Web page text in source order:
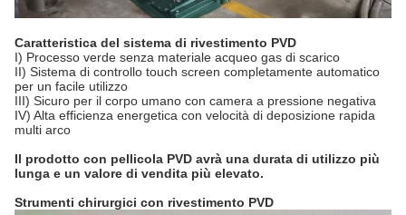
Caratteristica del sistema di rivestimento PVD
I) Processo verde senza materiale acqueo gas di scarico
II) Sistema di controllo touch screen completamente automatico
per un facile utilizzo
III) Sicuro per il corpo umano con camera a pressione negativa
IV) Alta efficienza energetica con velocità di deposizione rapida
multi arco
Il prodotto con pellicola PVD avrà una durata di utilizzo più
lunga e un valore di vendita più elevato.
Strumenti chirurgici con rivestimento PVD